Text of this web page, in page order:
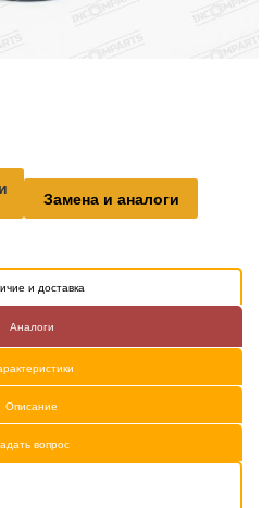
Замена и аналоги
и доставка
Аналоги
Описание
вопрос